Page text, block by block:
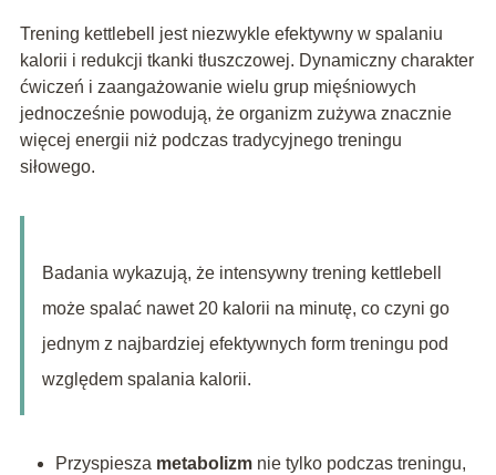
Trening kettlebell jest niezwykle efektywny w spalaniu
kalorii i redukcji tkanki tłuszczowej. Dynamiczny charakter
ćwiczeń i zaangażowanie wielu grup mięśniowych
jednocześnie powodują, że organizm zużywa znacznie
więcej energii niż podczas tradycyjnego treningu
siłowego.
Badania wykazują, że intensywny trening kettlebell
może spalać nawet 20 kalorii na minutę, co czyni go
jednym z najbardziej efektywnych form treningu pod
względem spalania kalorii.
Przyspiesza metabolizmnie tylko podczas treningu,